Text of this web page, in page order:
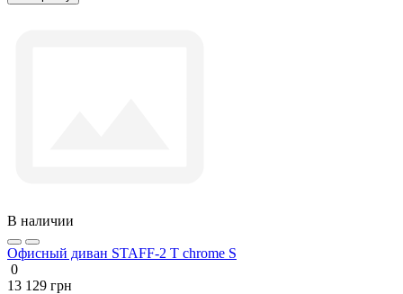
В наличии
Офисный диван STAFF-2 T chrome S
0
13 129 грн